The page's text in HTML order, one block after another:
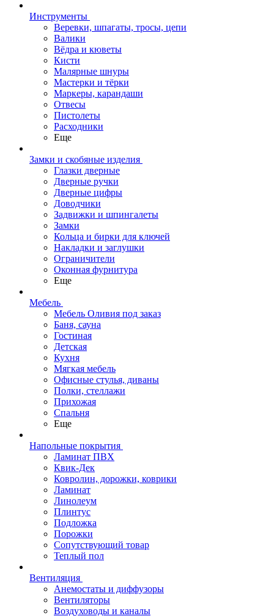
Инструменты
Веревки, шпагаты, тросы, цепи
Валики
Вёдра и кюветы
Кисти
Малярные шнуры
Мастерки и тёрки
Маркеры, карандаши
Отвесы
Пистолеты
Расходники
Еще
Замки и скобяные изделия
Глазки дверные
Дверные ручки
Дверные цифры
Доводчики
Задвижки и шпингалеты
Замки
Кольца и бирки для ключей
Накладки и заглушки
Ограничители
Оконная фурнитура
Еще
Мебель
Мебель Оливия под заказ
Баня, сауна
Гостиная
Детская
Кухня
Мягкая мебель
Офисные стулья, диваны
Полки, стеллажи
Прихожая
Спальня
Еще
Напольные покрытия
Ламинат ПВХ
Квик-Дек
Ковролин, дорожки, коврики
Ламинат
Линолеум
Плинтус
Подложка
Порожки
Сопутствующий товар
Теплый пол
Вентиляция
Анемостаты и диффузоры
Вентиляторы
Воздуховоды и каналы